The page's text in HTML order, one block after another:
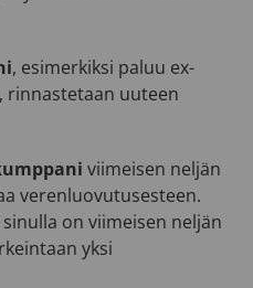
, esimerkiksi paluu ex-
rinnastetaan uuteen
viimeisen neljän
verenluovutusesteen.
on viimeisen neljän
yksi